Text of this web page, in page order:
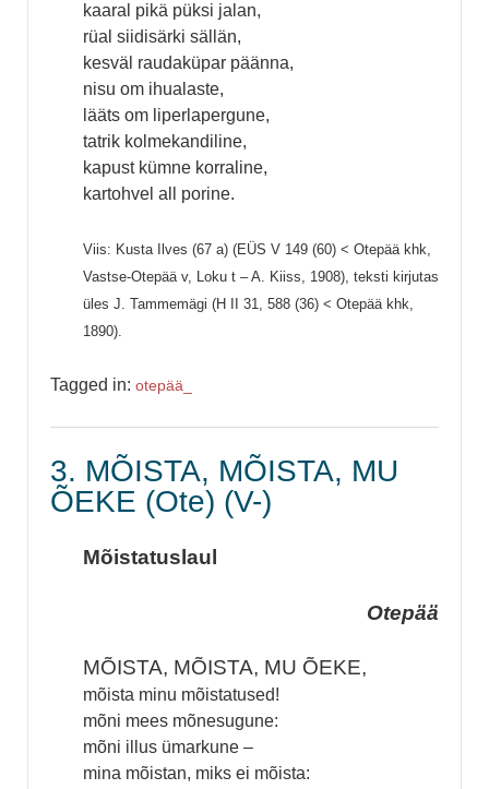
kaaral pikä püksi jalan,
rüal siidisärki sällän,
kesväl raudaküpar päänna,
nisu om ihualaste,
lääts om liperlapergune,
tatrik kolmekandiline,
kapust kümne korraline,
kartohvel all porine.
Viis: Kusta Ilves (67 a) (EÜS V 149 (60) < Otepää khk,
Vastse-Otepää v, Loku t – A. Kiiss, 1908), teksti kirjutas
üles J. Tammemägi (H II 31, 588 (36) < Otepää khk,
1890).
Tagged in: otepää_
3. MÕISTA, MÕISTA, MU
ÕEKE (Ote) (V-)
Mõistatuslaul
Otepää
MÕISTA, MÕISTA, MU ÕEKE,
mõista minu mõistatused!
mõni mees mõnesugune:
mõni illus ümarkune –
mina mõistan, miks ei mõista: